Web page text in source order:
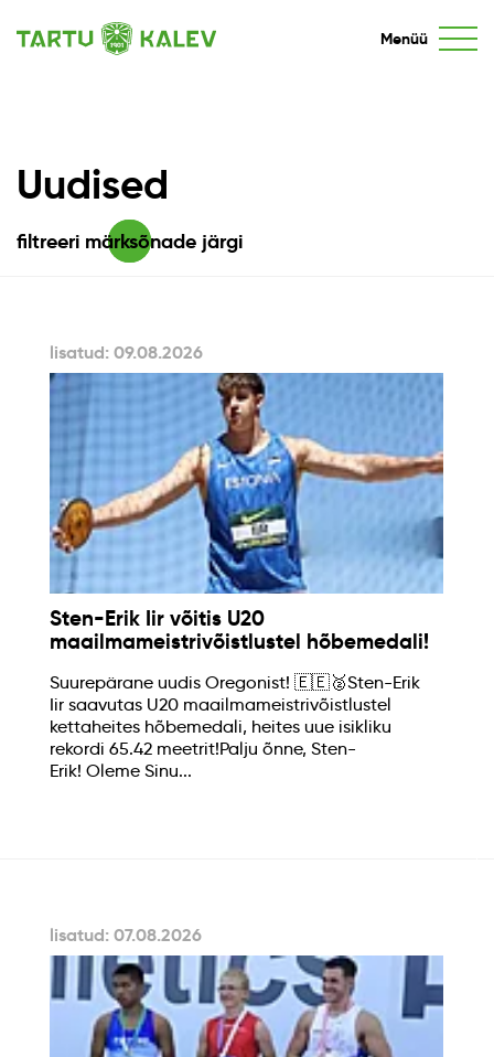
Menüü
Uudised
filtreeri märksõnade järgi
lisatud: 09.08.2026
Sten-Erik Iir võitis U20
maailmameistrivõistlustel hõbemedali!
Suurepärane uudis Oregonist! 🇪🇪🥈Sten-Erik
Iir saavutas U20 maailmameistrivõistlustel
kettaheites hõbemedali, heites uue isikliku
rekordi 65.42 meetrit!Palju õnne, Sten-
Erik! Oleme Sinu...
lisatud: 07.08.2026